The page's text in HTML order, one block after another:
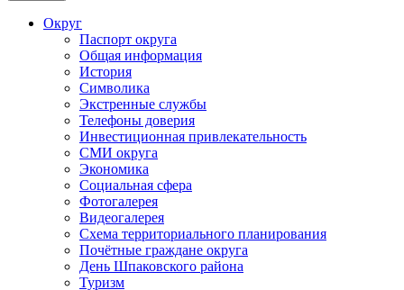
Округ
Паспорт округа
Общая информация
История
Символика
Экстренные службы
Телефоны доверия
Инвестиционная привлекательность
СМИ округа
Экономика
Социальная сфера
Фотогалерея
Видеогалерея
Схема территориального планирования
Почётные граждане округа
День Шпаковского района
Туризм